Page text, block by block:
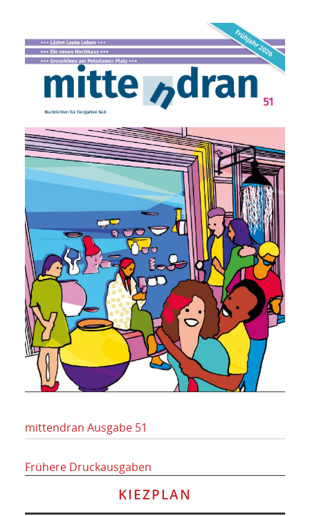
mittendran Ausgabe 51
Frühere Druckausgaben
KIEZPLAN